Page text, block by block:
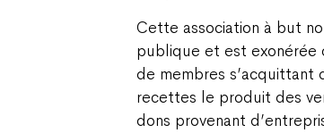
Cette association à but
publique et est exonérée
de membres s’acquittant
recettes le produit des
dons provenant